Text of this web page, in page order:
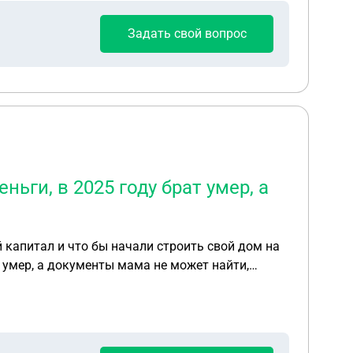
на меня. Под домом 2 сотки земли. Сестра
часть дома. Имеется справка с пожарной
ведь участок уже зарос, но ей
Задать свой вопрос
в 2025 году брат умер, а
и что бы начали строить свой дом на
умер, а документы мама не может найти,